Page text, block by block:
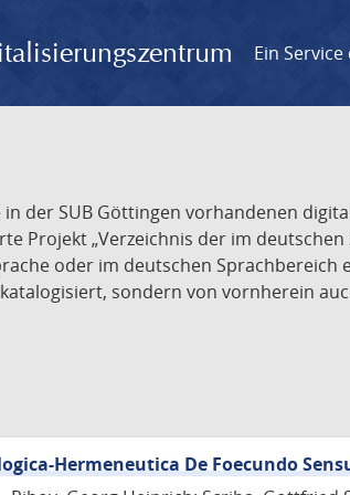
Ein
der SUB Göttingen vorhandenen
Projekt „Verzeichnis der im
oder im deutschen
sondern von vornherein
Hermeneutica De Foecundo